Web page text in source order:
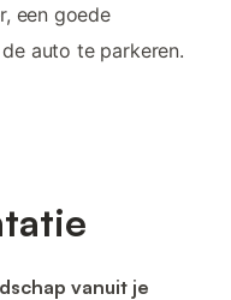
een goede
auto te parkeren.
vanuit je